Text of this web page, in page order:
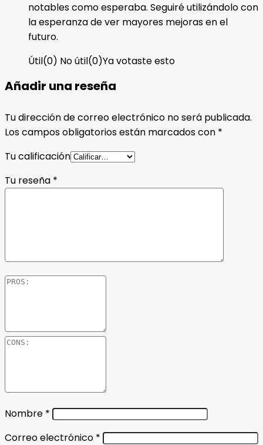
notables como esperaba. Seguiré utilizándolo con
la esperanza de ver mayores mejoras en el
futuro.
Útil(0) No útil(0)Ya votaste esto
Añadir una reseña
Tu dirección de correo electrónico no será publicada.
Los campos obligatorios están marcados con *
Tu calificación
Tu reseña *
Nombre *
Correo electrónico *